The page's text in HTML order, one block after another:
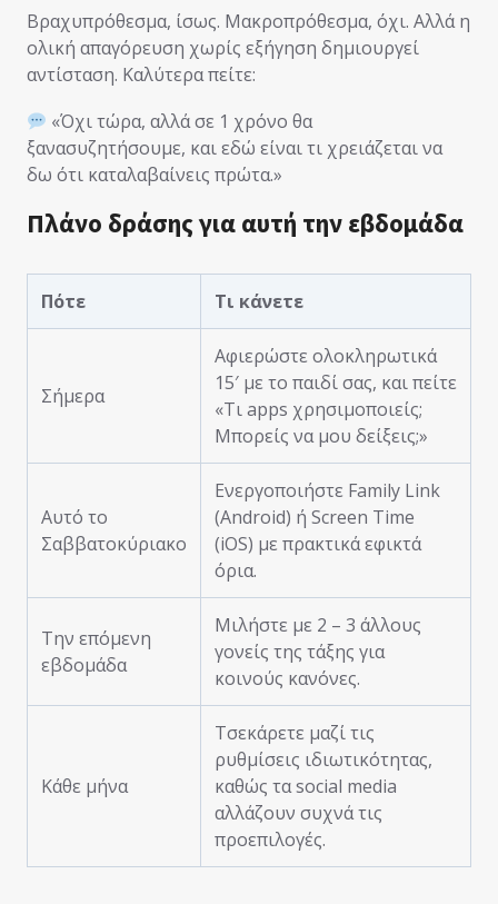
Βραχυπρόθεσμα, ίσως. Μακροπρόθεσμα, όχι. Αλλά η
ολική απαγόρευση χωρίς εξήγηση δημιουργεί
αντίσταση. Καλύτερα πείτε:
«Όχι τώρα, αλλά σε 1 χρόνο θα
ξανασυζητήσουμε, και εδώ είναι τι χρειάζεται να
δω ότι καταλαβαίνεις πρώτα.»
Πλάνο δράσης για αυτή την εβδομάδα
Πότε Τι κάνετε
Σήμερα
Αφιερώστε ολοκληρωτικά
15′ με το παιδί σας, και πείτε
«Τι apps χρησιμοποιείς;
Μπορείς να μου δείξεις;»
Αυτό το
Σαββατοκύριακο
Ενεργοποιήστε Family Link
(Android) ή Screen Time
(iOS) με πρακτικά εφικτά
όρια.
Την επόμενη
εβδομάδα
Μιλήστε με 2 – 3 άλλους
γονείς της τάξης για
κοινούς κανόνες.
Κάθε μήνα
Τσεκάρετε μαζί τις
ρυθμίσεις ιδιωτικότητας,
καθώς τα social media
αλλάζουν συχνά τις
προεπιλογές.